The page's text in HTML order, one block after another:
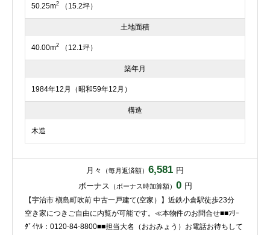
50.25m2 （15.2坪）
土地面積
40.00m2 （12.1坪）
築年月
1984年12月（昭和59年12月）
構造
木造
月々 （毎月返済額） 6,581 円
ボーナス （ボーナス時加算額） 0 円
【宇治市 槇島町吹前 中古一戸建て(空家）】近鉄小倉駅徒歩23分
空き家につきご自由に内覧が可能です。≪本物件のお問合せ■■ﾌﾘｰ
ﾀﾞｲﾔﾙ：0120-84-8800■■担当大名（おおみょう）お電話お待ちして